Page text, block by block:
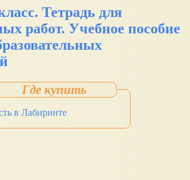
Тетрадь для
работ. Учебное пособие
в Лабиринте